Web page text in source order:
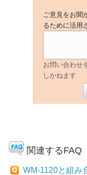
ご意見をお聞
るために活用
お問い合わせ
しかねます
関連するFAQ
WM-1120と組み